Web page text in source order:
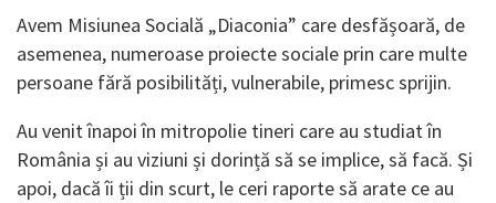
Avem Misiunea Socială „Diaconia” care desfășoară, de
asemenea, numeroase proiecte sociale prin care multe
persoane fără posi­bilități, vulnerabile, primesc sprijin.
Au venit înapoi în mitropolie tineri care au studiat în
România și au viziuni și dorință să se implice, să facă. Și
apoi, dacă îi ții din scurt, le ceri raporte să arate ce au